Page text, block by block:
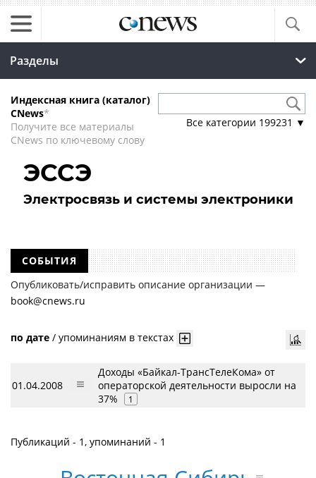
Разделы
Индексная книга (каталог)
CNews*
Получите все материалы
CNews по ключевому слову
Все категории 199231 ▼
ЭССЭ
Электросвязь и системы электроники
СОБЫТИЯ
Опубликовать/исправить описание организации —
book@cnews.ru
по дате / упоминаниям в текстах
01.04.2008
Доходы «Байкал-ТрансТелеКома» от
операторской деятельности выросли на
37%
1
Публикаций - 1, упоминаний - 1